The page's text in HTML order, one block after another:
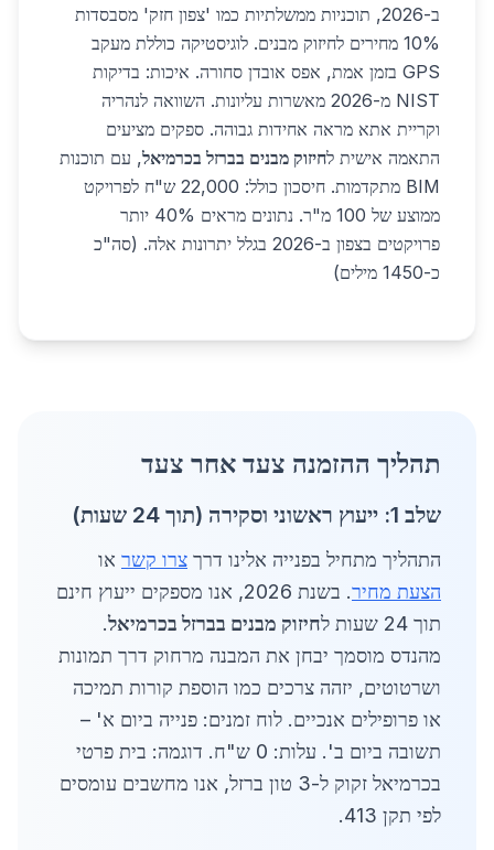
ב-2026, תוכניות ממשלתיות כמו 'צפון חזק' מסבסדות
10% מחירים לחיזוק מבנים. לוגיסטיקה כוללת מעקב
GPS בזמן אמת, אפס אובדן סחורה. איכות: בדיקות
NIST מ-2026 מאשרות עליונות. השוואה לנהריה
וקריית אתא מראה אחידות גבוהה. ספקים מציעים
התאמה אישית לחיזוק מבנים בברזל בכרמיאל, עם תוכנות
BIM מתקדמות. חיסכון כולל: 22,000 ש"ח לפרויקט
ממוצע של 100 מ"ר. נתונים מראים 40% יותר
פרויקטים בצפון ב-2026 בגלל יתרונות אלה. (סה"כ
כ-1450 מילים)
תהליך ההזמנה צעד אחר צעד
שלב 1: ייעוץ ראשוני וסקירה (תוך 24 שעות)
התהליך מתחיל בפנייה אלינו דרך צרו קשר או
הצעת מחיר
. בשנת 2026, אנו מספקים ייעוץ חינם
תוך 24 שעות ל
חיזוק מבנים בברזל בכרמיאל.
מהנדס מוסמך יבחן את המבנה מרחוק דרך תמונות
ושרטוטים, יזהה צרכים כמו הוספת קורות תמיכה
או פרופילים אנכיים. לוח זמנים: פנייה ביום א' –
תשובה ביום ב'. עלות: 0 ש"ח. דוגמה: בית פרטי
בכרמיאל זקוק ל-3 טון ברזל, אנו מחשבים עומסים
לפי תקן 413.